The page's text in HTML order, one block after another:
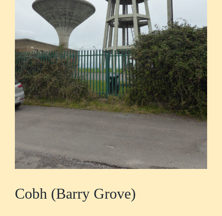
Cobh (Barry Grove)